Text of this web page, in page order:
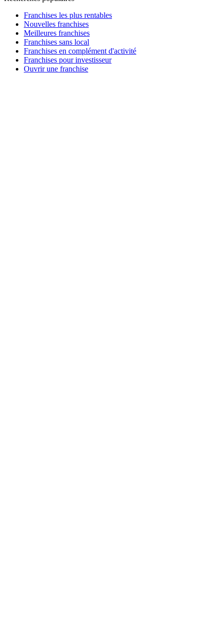
Franchises les plus rentables
Nouvelles franchises
Meilleures franchises
Franchises sans local
Franchises en complément d'activité
Franchises pour investisseur
Ouvrir une franchise